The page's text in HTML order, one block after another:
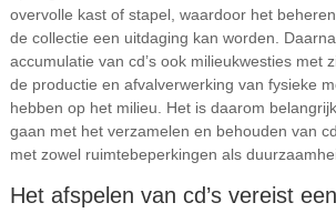
overvolle kast of stapel, waardoor het
de collectie een uitdaging kan worden.
accumulatie van cd’s ook milieukwesties met
de productie en afvalverwerking van fysieke
hebben op het milieu. Het is daarom
gaan met het verzamelen en behouden van
met zowel ruimtebeperkingen als
Het afspelen van cd’s vereist